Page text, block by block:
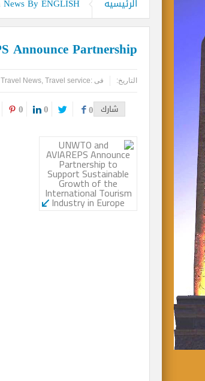
قحت (حمالة
الرئيسيه By ENGLISH
Announce Partnership
التاريخ: فى : Travel News, Travel service
شارك 0
0
0